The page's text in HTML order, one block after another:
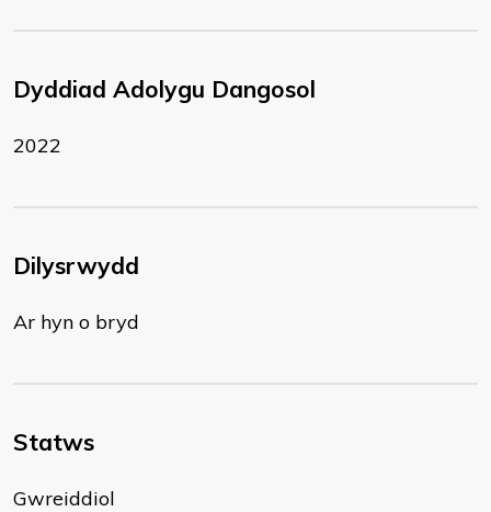
Dyddiad Adolygu Dangosol
2022
Dilysrwydd
Ar hyn o bryd
Statws
Gwreiddiol